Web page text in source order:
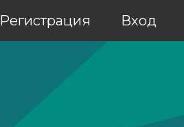
Регистрация Вход